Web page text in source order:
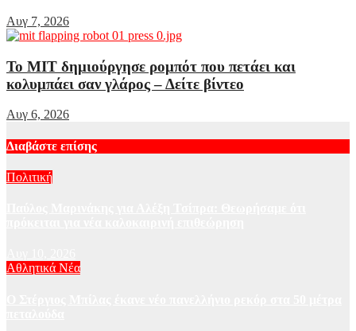
Αυγ 7, 2026
Το MIT δημιούργησε ρομπότ που πετάει και
κολυμπάει σαν γλάρος – Δείτε βίντεο
Αυγ 6, 2026
Διαβάστε επίσης
Πολιτική
Αθλητικά Νέα